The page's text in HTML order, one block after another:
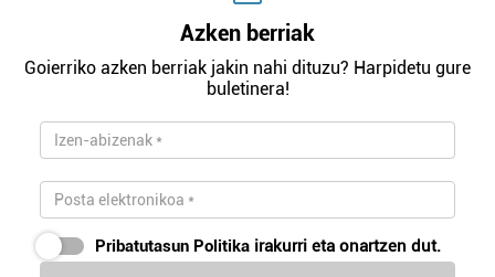
Azken berriak
Goierriko azken berriak jakin nahi dituzu? Harpidetu gure
buletinera!
Pribatutasun Politika irakurri eta onartzen dut.